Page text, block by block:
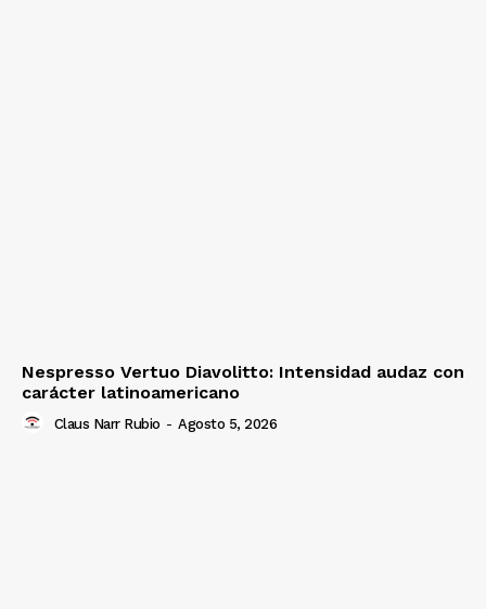
Nespresso Vertuo Diavolitto: Intensidad audaz con
carácter latinoamericano
Claus Narr Rubio - Agosto 5, 2026